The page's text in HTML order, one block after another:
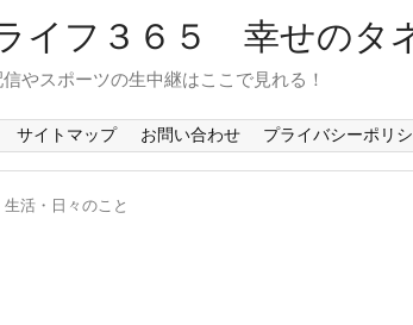
イフ３６５ 幸せのタ
やスポーツの生中継はここで見れる！
サイトマップ お問い合わせ プライバシーポリ
生活・日々のこと